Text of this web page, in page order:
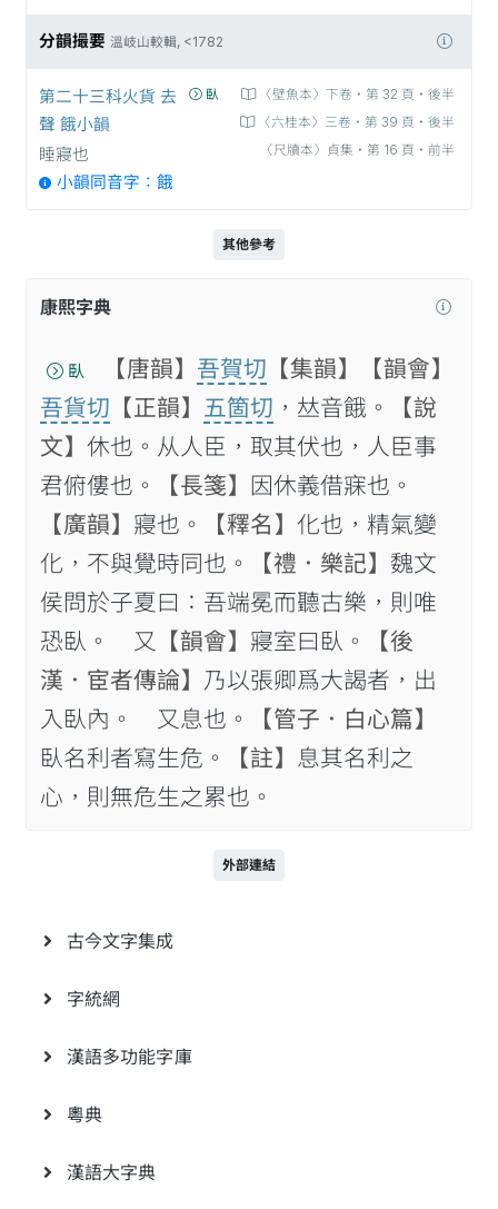
分韻撮要 溫岐山較輯, <1782
臥
〈壁魚本〉下卷‧第 32 頁‧後半
〈六桂本〉三卷‧第 39 頁‧後半
〈尺牘本〉貞集‧第 16 頁‧前半
第二十三科火貨 去
聲 餓小韻
睡寢也
小韻同音字：餓
其他參考
康熙字典
臥 【唐韻】 吾賀切 【集韻】
【韻會】
吾貨切 【正韻】 五箇切 ，𠀤音餓。
【說
文】 休也。从人臣，取其伏也，人臣事
君俯僂也。
【長箋】 因休義借寐也。
【廣韻】 寢也。 【釋名】 化也，精氣變
化，不與覺時同也。
【禮．樂記】 魏文
侯問於子夏曰：吾端冕而聽古樂，則唯
恐臥。 又
【韻會】 寢室曰臥。
【後
漢．宦者傳論】 乃以張卿爲大謁者，出
入臥內。 又息也。
【管子．白心篇】
臥名利者寫生危。
【註】 息其名利之
心，則無危生之累也。
外部連結
古今文字集成
字統網
漢語多功能字庫
粵典
漢語大字典